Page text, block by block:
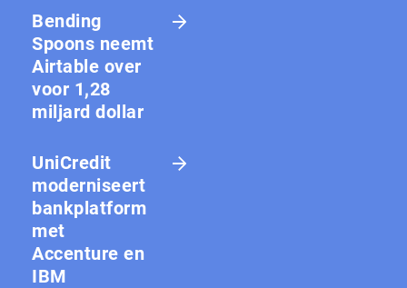
Bending
Spoons neemt
Airtable over
voor 1,28
miljard dollar
UniCredit
moderniseert
bankplatform
met
Accenture en
IBM